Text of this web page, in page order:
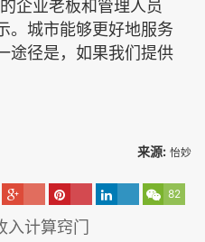
企业老板和管理人员
。城市能够更好地服务
途径是，如果我们提供
来源: 怡妙
82
入计算窍门